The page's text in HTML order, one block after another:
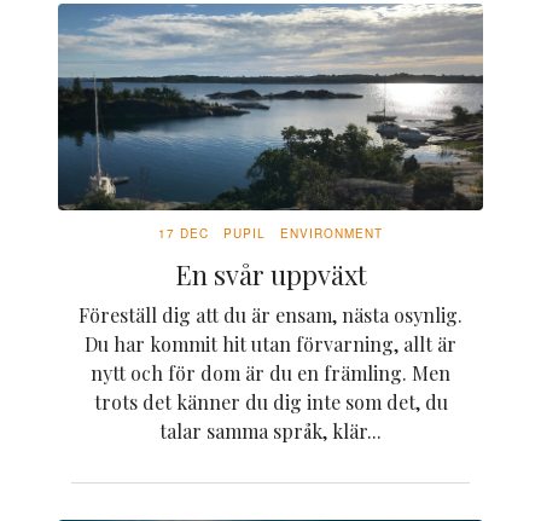
17 DEC PUPIL ENVIRONMENT
En svår uppväxt
Föreställ dig att du är ensam, nästa osynlig.
Du har kommit hit utan förvarning, allt är
nytt och för dom är du en främling. Men
trots det känner du dig inte som det, du
talar samma språk, klär...